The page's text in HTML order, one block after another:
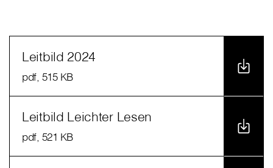
Leitbild 2024
pdf, 515 KB
Leitbild Leichter Lesen
pdf, 521 KB